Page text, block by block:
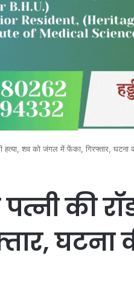
शव को जंगल में फेंका, गिरफ्तार, घटना
की
घटना